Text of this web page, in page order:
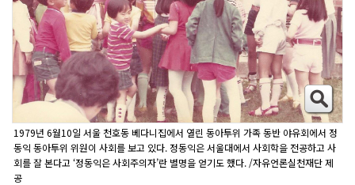
1979년 6월10일 서울 천호동 베다니집에서 열린 동아투위 가족 동반 야유회에서 정
동익 동아투위 위원이 사회를 보고 있다. 정동익은 서울대에서 사회학을 전공하고 사
회를 잘 본다고 ‘정동익은 사회주의자’란 별명을 얻기도 했다. /자유언론실천재단 제
공